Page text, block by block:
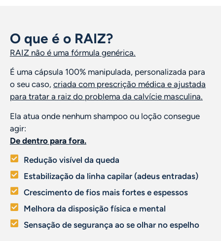
O que é o RAIZ?
RAIZ não é uma fórmula genérica.
É uma cápsula 100% manipulada, personalizada para
o seu caso, criada com prescrição médica e ajustada
para tratar a raiz do problema da calvície masculina.
Ela atua onde nenhum shampoo ou loção consegue
agir:
De dentro para fora.
Redução visível da queda
Estabilização da linha capilar (adeus entradas)
Crescimento de fios mais fortes e espessos
Melhora da disposição física e mental
Sensação de segurança ao se olhar no espelho